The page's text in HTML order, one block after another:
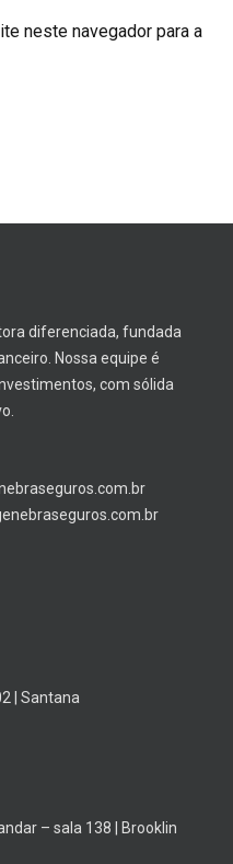
neste navegador para a
diferenciada, fundada
Nossa equipe é
com sólida
| Santana
– sala 138 | Brooklin